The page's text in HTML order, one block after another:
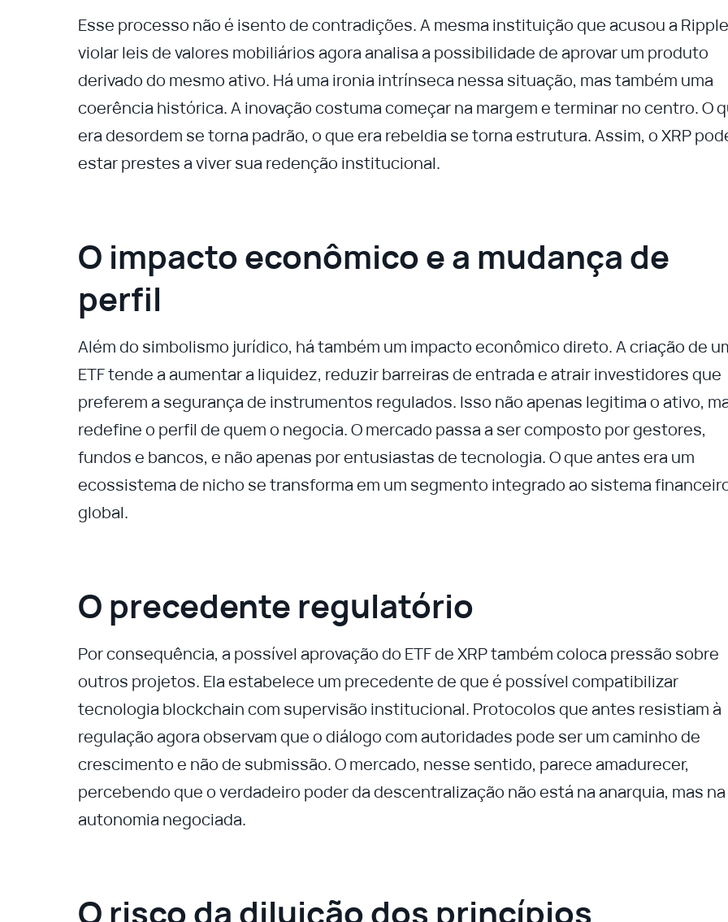
Esse processo não é isento de contradições. A mesma instituição que acusou a
violar leis de valores mobiliários agora analisa a possibilidade de aprovar um produto
derivado do mesmo ativo. Há uma ironia intrínseca nessa situação, mas também uma
coerência histórica. A inovação costuma começar na margem e terminar no centro. O
era desordem se torna padrão, o que era rebeldia se torna estrutura. Assim, o XRP
estar prestes a viver sua redenção institucional.
O impacto econômico e a mudança de
perfil
Além do simbolismo jurídico, há também um impacto econômico direto. A criação de
ETF tende a aumentar a liquidez, reduzir barreiras de entrada e atrair investidores que
preferem a segurança de instrumentos regulados. Isso não apenas legitima o ativo,
redefine o perfil de quem o negocia. O mercado passa a ser composto por gestores,
fundos e bancos, e não apenas por entusiastas de tecnologia. O que antes era um
ecossistema de nicho se transforma em um segmento integrado ao sistema
global.
O precedente regulatório
Por consequência, a possível aprovação do ETF de XRP também coloca pressão sobre
outros projetos. Ela estabelece um precedente de que é possível compatibilizar
tecnologia blockchain com supervisão institucional. Protocolos que antes resistiam à
regulação agora observam que o diálogo com autoridades pode ser um caminho de
crescimento e não de submissão. O mercado, nesse sentido, parece amadurecer,
percebendo que o verdadeiro poder da descentralização não está na anarquia, mas na
autonomia negociada.
O risco da diluição dos princípios